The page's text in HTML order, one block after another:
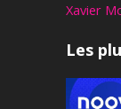
Xavier
Les